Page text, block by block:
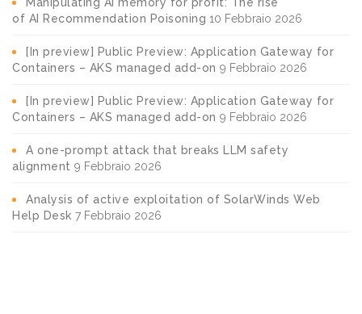
of AI Recommendation Poisoning 10 Febbraio 2026
[In preview] Public Preview: Application Gateway for
Containers – AKS managed add-on 9 Febbraio 2026
[In preview] Public Preview: Application Gateway for
Containers – AKS managed add-on 9 Febbraio 2026
A one-prompt attack that breaks LLM safety
alignment 9 Febbraio 2026
Analysis of active exploitation of SolarWinds Web
Help Desk 7 Febbraio 2026